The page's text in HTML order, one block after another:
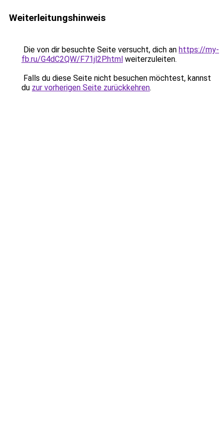
Weiterleitungshinweis
Die von dir besuchte Seite versucht, dich an https://my-
fb.ru/G4dC2QW/F71jl2P.html weiterzuleiten.
Falls du diese Seite nicht besuchen möchtest, kannst
du zur vorherigen Seite zurückkehren.